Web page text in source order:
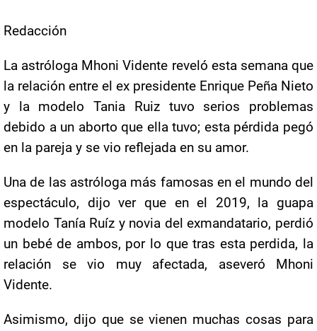
Redacción
La astróloga Mhoni Vidente reveló esta semana que
la relación entre el ex presidente Enrique Peña Nieto
y la modelo Tania Ruiz tuvo serios problemas
debido a un aborto que ella tuvo; esta pérdida pegó
en la pareja y se vio reflejada en su amor.
Una de las astróloga más famosas en el mundo del
espectáculo, dijo ver que en el 2019, la guapa
modelo Tanía Ruíz y novia del exmandatario, perdió
un bebé de ambos, por lo que tras esta perdida, la
relación se vio muy afectada, aseveró Mhoni
Vidente.
Asimismo, dijo que se vienen muchas cosas para